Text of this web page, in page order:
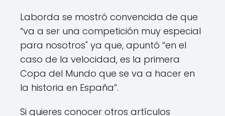
Laborda se mostró convencida de que
“va a ser una competición muy especial
para nosotros" ya que, apuntó “en el
caso de la velocidad, es la primera
Copa del Mundo que se va a hacer en
la historia en España”.
Si quieres conocer otros artículos